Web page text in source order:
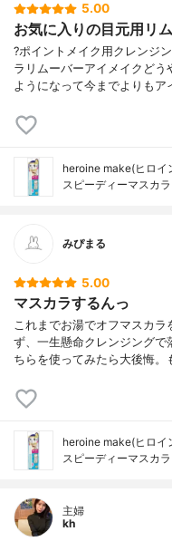
5.00
お気に入りの目元用リ
?ポイントメイク用クレンジ
ラリムーバーアイメイクど
ようになって今までよりもア
heroine make(ヒロイ
スピーディーマスカ
みぴまる
5.00
マスカラするんっ
これまでお湯でオフマスカ
ず、一生懸命クレンジングで
ちらを使ってみたら大後悔。
heroine make(ヒロイ
スピーディーマスカ
主婦
kh